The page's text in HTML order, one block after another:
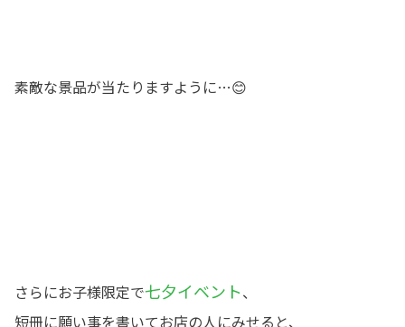
素敵な景品が当たりますように…😊
さらにお子様限定で七夕イベント、
短冊に願い事を書いてお店の人にみせると、